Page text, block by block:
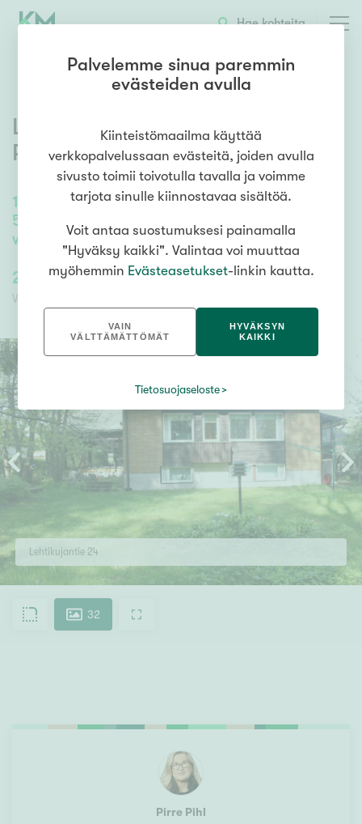
Hae kohteita
189 /235m²
5 mh, työh., oh-k, apuk., takkah., 2 x kph, s,
wc, vh, kellaritila.
Lehtikujantie 24,Peippola
Porvoo
279 000,00 €
Velaton hinta
279 000,00 €
Lehtikujantie 24
32
Pirre Pihl
Palvelemme sinua paremmin
evästeiden avulla
Kiinteistömaailma käyttää
verkkopalvelussaan evästeitä, joiden avulla
sivusto toimii toivotulla tavalla ja voimme
tarjota sinulle kiinnostavaa sisältöä.
Voit antaa suostumuksesi painamalla
"Hyväksy kaikki". Valintaa voi muuttaa
myöhemmin Evästeasetukset-linkin kautta.
VAIN
VÄLTTÄMÄTTÖMÄT
HYVÄKSYN
KAIKKI
Tietosuojaseloste